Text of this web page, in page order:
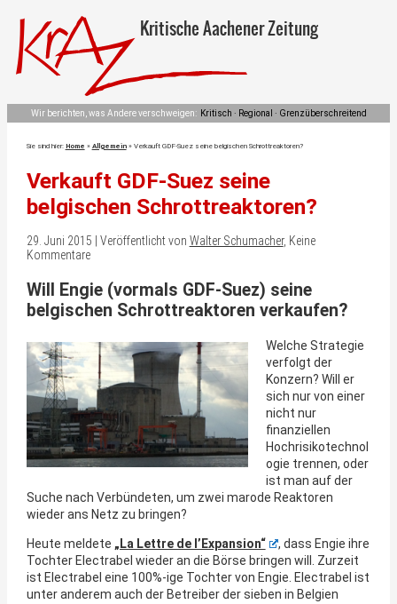
Kritische Aachener Zeitung
Wir berichten, was Andere verschweigen: Kritisch · Regional · Grenzüberschreitend
Sie sind hier: Home » Allgemein» Verkauft GDF-Suez seine belgischen Schrottreaktoren?
Verkauft GDF-Suez seine
belgischen Schrottreaktoren?
29. Juni 2015 | Veröffentlicht von Walter Schumacher, Keine
Kommentare
Will Engie (vormals GDF-Suez) seine
belgischen Schrottreaktoren verkaufen?
Welche Strategie
verfolgt der
Konzern? Will er
sich nur von einer
nicht nur
finanziellen
Hochrisikotechnol
ogie trennen, oder
ist man auf der
Suche nach Verbündeten, um zwei marode Reaktoren
wieder ans Netz zu bringen?
Heute meldete „La Lettre de l’Expansion“
, dass Engie ihre
Tochter Electrabel wieder an die Börse bringen will. Zurzeit
ist Electrabel eine 100%-ige Tochter von Engie. Electrabel ist
unter anderem auch der Betreiber der sieben in Belgien